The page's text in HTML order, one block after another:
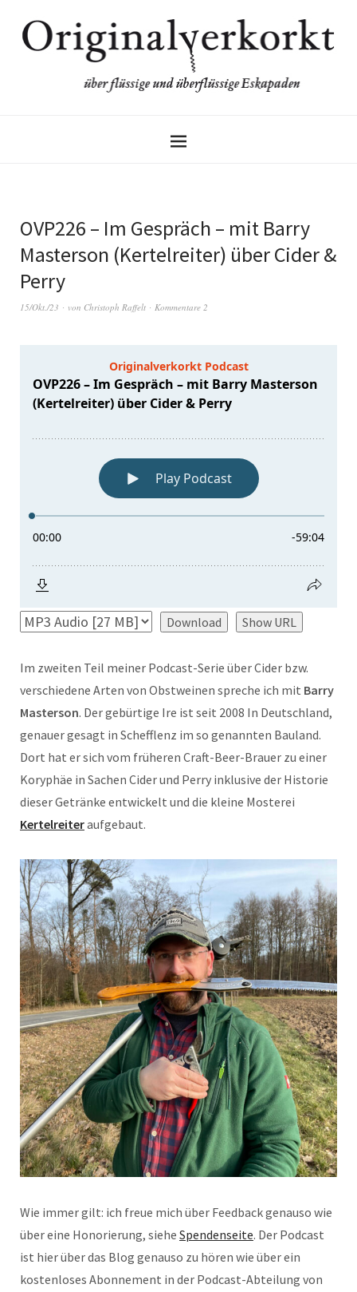
OVP226 – Im Gespräch – mit Barry
Masterson (Kertelreiter) über Cider &
Perry
15/Okt./23 von Christoph Raffelt Kommentare 2
Download Show URL
Im zweiten Teil meiner Podcast-Serie über Cider bzw.
verschiedene Arten von Obstweinen spreche ich mit Barry
Masterson. Der gebürtige Ire ist seit 2008 In Deutschland,
genauer gesagt in Schefflenz im so genannten Bauland.
Dort hat er sich vom früheren Craft-Beer-Brauer zu einer
Koryphäe in Sachen Cider und Perry inklusive der Historie
dieser Getränke entwickelt und die kleine Mosterei
Kertelreiteraufgebaut.
Wie immer gilt: ich freue mich über Feedback genauso wie
über eine Honorierung, siehe Spendenseite. Der Podcast
ist hier über das Blog genauso zu hören wie über ein
kostenloses Abonnement in der Podcast-Abteilung von